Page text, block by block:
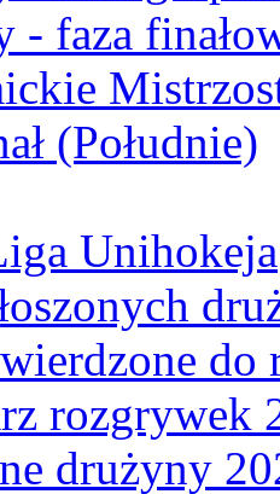
- faza
(Południe)
Unihokeja
do
rozgrywek
drużyny